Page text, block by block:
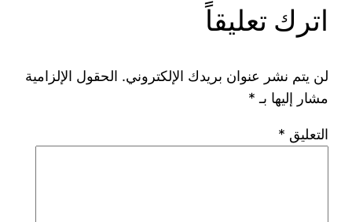
اترك تعليقاً
لن يتم نشر عنوان بريدك الإلكتروني. الحقول الإلزامية
مشار إليها بـ *
التعليق *